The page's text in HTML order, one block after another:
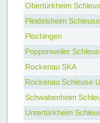
Obertürkheim
Pleidelsheim
Plochingen
Poppenweiler
Rockenau SKA
Rockenau Schleuse
Schwabenheim
Untertürkheim